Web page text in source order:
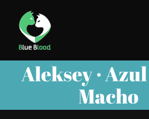
contenido
Aleksey ·
Macho